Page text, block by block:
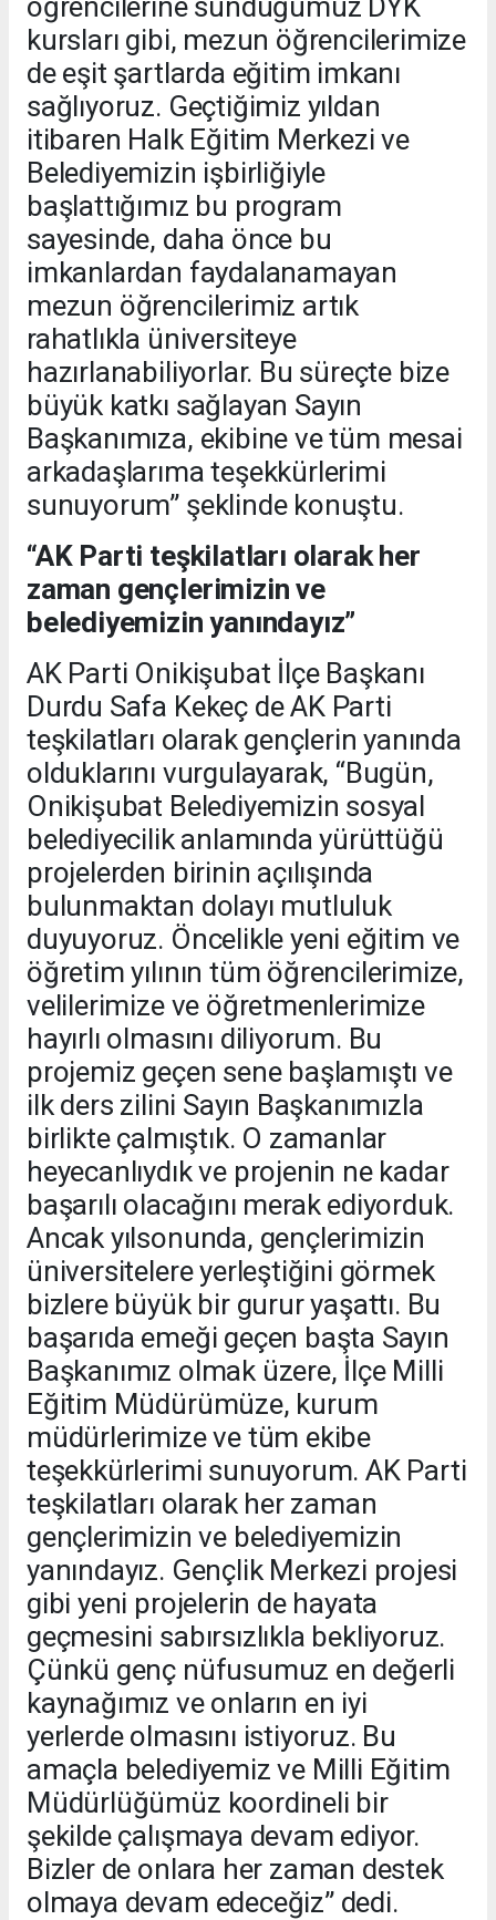
kursları gibi, mezun öğrencilerimize
de eşit şartlarda eğitim imkanı
sağlıyoruz. Geçtiğimiz yıldan
itibaren Halk Eğitim Merkezi ve
Belediyemizin işbirliğiyle
başlattığımız bu program
sayesinde, daha önce bu
imkanlardan faydalanamayan
mezun öğrencilerimiz artık
rahatlıkla üniversiteye
hazırlanabiliyorlar. Bu süreçte bize
büyük katkı sağlayan Sayın
Başkanımıza, ekibine ve tüm mesai
arkadaşlarıma teşekkürlerimi
sunuyorum” şeklinde konuştu.
“AK Parti teşkilatları olarak her
zaman gençlerimizin ve
belediyemizin yanındayız”
AK Parti Onikişubat İlçe Başkanı
Durdu Safa Kekeç de AK Parti
teşkilatları olarak gençlerin yanında
olduklarını vurgulayarak, “Bugün,
Onikişubat Belediyemizin sosyal
belediyecilik anlamında yürüttüğü
projelerden birinin açılışında
bulunmaktan dolayı mutluluk
duyuyoruz. Öncelikle yeni eğitim ve
öğretim yılının tüm öğrencilerimize,
velilerimize ve öğretmenlerimize
hayırlı olmasını diliyorum. Bu
projemiz geçen sene başlamıştı ve
ilk ders zilini Sayın Başkanımızla
birlikte çalmıştık. O zamanlar
heyecanlıydık ve projenin ne kadar
başarılı olacağını merak ediyorduk.
Ancak yılsonunda, gençlerimizin
üniversitelere yerleştiğini görmek
bizlere büyük bir gurur yaşattı. Bu
başarıda emeği geçen başta Sayın
Başkanımız olmak üzere, İlçe Milli
Eğitim Müdürümüze, kurum
müdürlerimize ve tüm ekibe
teşekkürlerimi sunuyorum. AK Parti
teşkilatları olarak her zaman
gençlerimizin ve belediyemizin
yanındayız. Gençlik Merkezi projesi
gibi yeni projelerin de hayata
geçmesini sabırsızlıkla bekliyoruz.
Çünkü genç nüfusumuz en değerli
kaynağımız ve onların en iyi
yerlerde olmasını istiyoruz. Bu
amaçla belediyemiz ve Milli Eğitim
Müdürlüğümüz koordineli bir
şekilde çalışmaya devam ediyor.
Bizler de onlara her zaman destek
olmaya devam edeceğiz” dedi.